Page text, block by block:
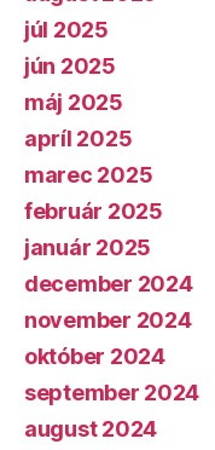
júl 2025
jún 2025
máj 2025
apríl 2025
marec 2025
február 2025
január 2025
december 2024
november 2024
október 2024
september 2024
august 2024